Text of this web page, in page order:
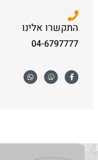
התקשרו אלינו
04-6797777